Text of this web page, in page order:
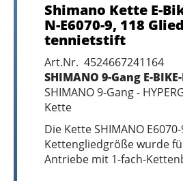
Shimano Kette E-
N-E6070-9, 118
tennietstift
Art.Nr. 4524667241164
SHIMANO 9-Gang E-
SHIMANO 9-Gang -
Kette
Die Kette SHIMANO
Kettengliedgröße wurde
Antriebe mit 1-fach-